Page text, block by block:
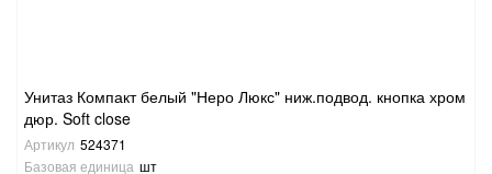
Унитаз Компакт белый "Неро Люкс" ниж.подвод. кнопка хром
дюр. Soft close
Артикул 524371
Базовая единица шт